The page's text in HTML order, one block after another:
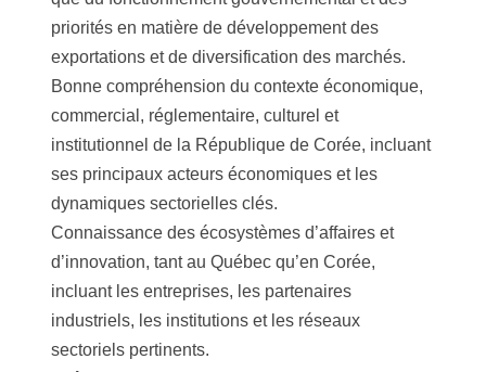
priorités en matière de développement des
exportations et de diversification des marchés.
Bonne compréhension du contexte économique,
commercial, réglementaire, culturel et
institutionnel de la République de Corée, incluant
ses principaux acteurs économiques et les
dynamiques sectorielles clés.
Connaissance des écosystèmes d’affaires et
d’innovation, tant au Québec qu’en Corée,
incluant les entreprises, les partenaires
industriels, les institutions et les réseaux
sectoriels pertinents.